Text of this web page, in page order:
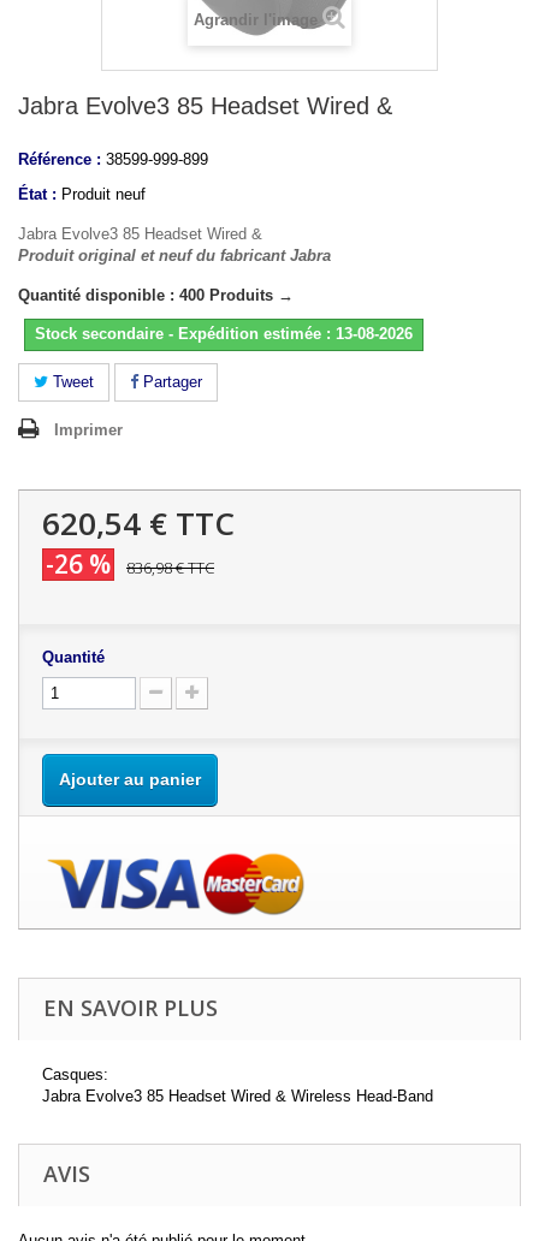
Agrandir l'image
Jabra Evolve3 85 Headset Wired &
Référence : 38599-999-899
État : Produit neuf
Jabra Evolve3 85 Headset Wired &
Produit original et neuf du fabricant Jabra
Quantité disponible : 400 Produits →
Stock secondaire - Expédition estimée : 13-08-2026
Tweet Partager
Imprimer
620,54 € TTC
-26 % 836,98 €TTC
Quantité
Ajouter au panier
EN SAVOIR PLUS
Casques:
Jabra Evolve3 85 Headset Wired & Wireless Head-Band
AVIS